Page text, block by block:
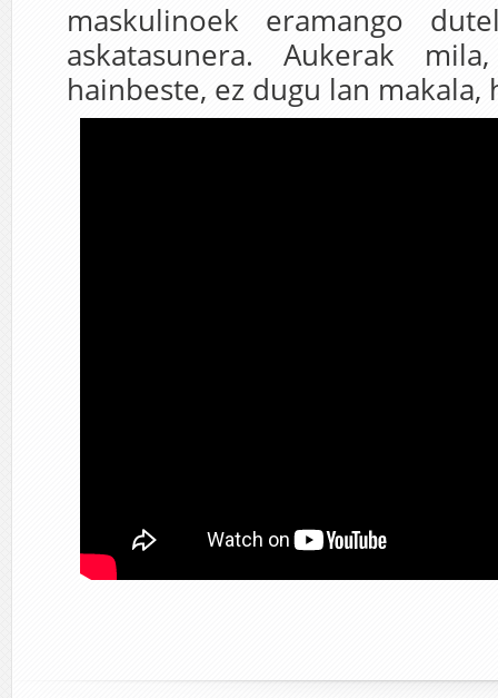
maskulinoek eramango
askatasunera. Aukerak
hainbeste, ez dugu lan makala,